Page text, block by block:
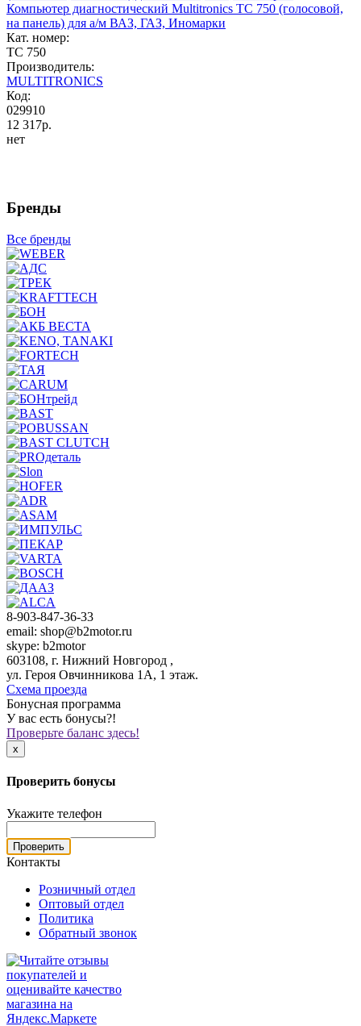
Компьютер диагностический Multitronics TC 750 (голосовой,
на панель) для а/м ВАЗ, ГАЗ, Иномарки
Кат. номер:
TC 750
Производитель:
MULTITRONICS
Код:
029910
12 317р.
нет
Бренды
Все бренды
8-903-847-36-33
email: shop@b2motor.ru
skype: b2motor
603108, г. Нижний Новгород ,
ул. Героя Овчинникова 1А, 1 этаж.
Схема проезда
Бонусная программа
У вас есть бонусы?!
Проверьте баланс здесь!
x
Проверить бонусы
Укажите телефон
Проверить
Контакты
Розничный отдел
Оптовый отдел
Политика
Обратный звонок